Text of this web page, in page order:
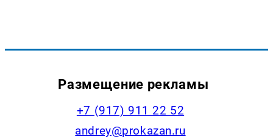
Размещение рекламы
+7 (917) 911 22 52
andrey@prokazan.ru